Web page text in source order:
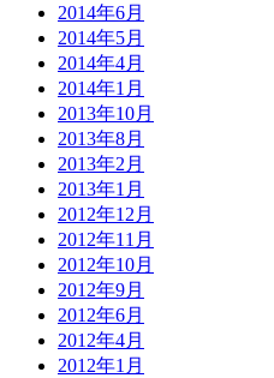
2014年6月
2014年5月
2014年4月
2014年1月
2013年10月
2013年8月
2013年2月
2013年1月
2012年12月
2012年11月
2012年10月
2012年9月
2012年6月
2012年4月
2012年1月